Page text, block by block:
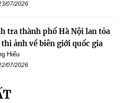
07/2026
tra thành phố Hà Nội lan tỏa
thi ảnh về biên giới quốc gia
Hiếu
07/2026